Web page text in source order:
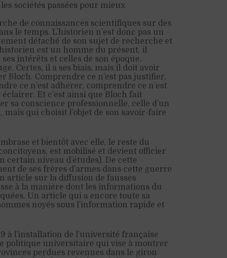
sociétés passées pour mieux
de connaissances scientifiques sur des
le temps. L’historien n’est donc pas un
détaché de son sujet de recherche et
est un homme du présent, il
intérêts et celles de son époque.
Certes, il a ses biais, mais il doit avoir
Bloch. Comprendre ce n’est pas justifier,
ce n’est adhérer, comprendre ce n’est
Et c’est ainsi que Bloch fait
sa conscience professionnelle, celle d’un
qui choisit l’objet de son savoir-faire
et bientôt avec elle, le reste du
est mobilisé et devient officier
certain niveau d’études). De cette
de ses frères d’armes dans cette guerre
article sur la diffusion de fausses
à la manière dont les informations du
Un article qui a encore toute sa
noyés sous l’information rapide et
à l’installation de l’université française
politique universitaire qui vise à montrer
perdues revenues dans le giron